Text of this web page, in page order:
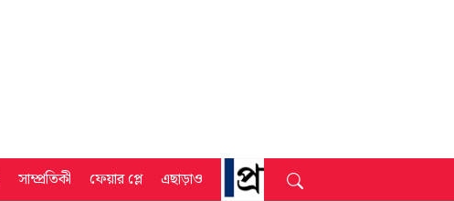
সাম্প্রতিকী ফেয়ার প্লে এছাড়াও